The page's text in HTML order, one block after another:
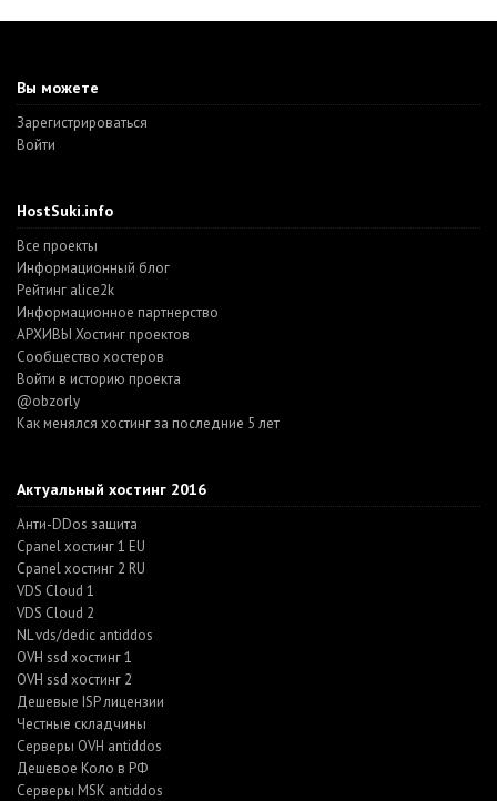
Вы можете
Зарегистрироваться
Войти
HostSuki.info
Все проекты
Информационный блог
Рейтинг alice2k
Информационное партнерство
АРХИВЫ Хостинг проектов
Cообщество хостеров
Войти в историю проекта
@obzorly
Как менялся хостинг за последние 5 лет
Актуальный хостинг 2016
Анти-DDos защита
Cpanel хостинг 1 EU
Cpanel хостинг 2 RU
VDS Cloud 1
VDS Cloud 2
NL vds/dedic antiddos
OVH ssd хостинг 1
OVH ssd хостинг 2
Дешевые ISP лицензии
Честные складчины
Серверы OVH antiddos
Дешевое Коло в РФ
Серверы MSK antiddos